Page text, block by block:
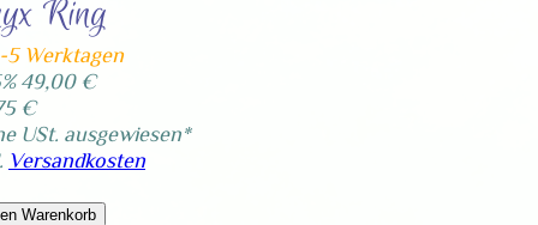
Ring
5 Werktagen
49,00 €
€
USt. ausgewiesen*
Versandkosten
Warenkorb